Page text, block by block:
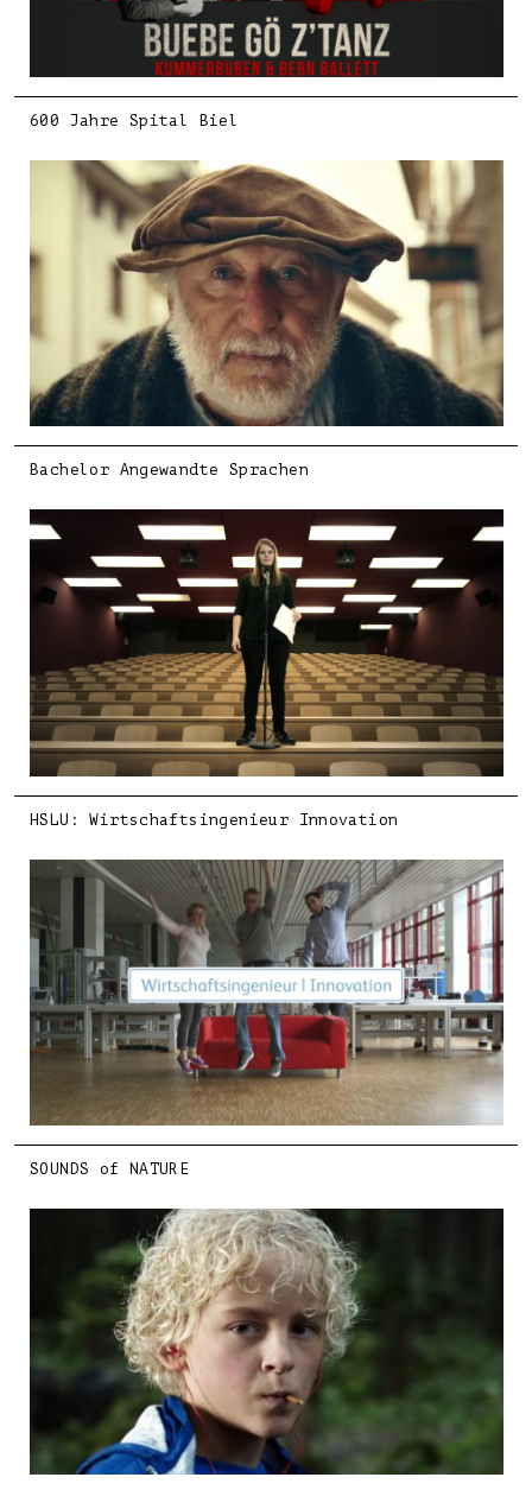
600 Jahre Spital Biel
Bachelor Angewandte Sprachen
HSLU: Wirtschaftsingenieur Innovation
SOUNDS of NATURE